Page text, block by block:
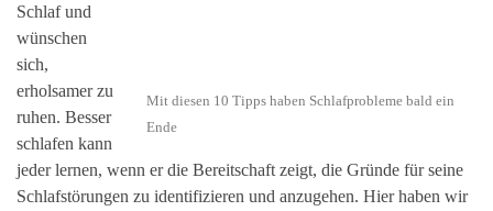
Mit diesen 10 Tipps haben Schlafprobleme bald ein
Ende
Schlaf und
wünschen
sich,
erholsamer zu
ruhen. Besser
schlafen kann
jeder lernen, wenn er die Bereitschaft zeigt, die Gründe für seine
Schlafstörungen zu identifizieren und anzugehen. Hier haben wir